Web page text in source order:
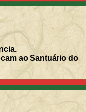
ao Santuário do